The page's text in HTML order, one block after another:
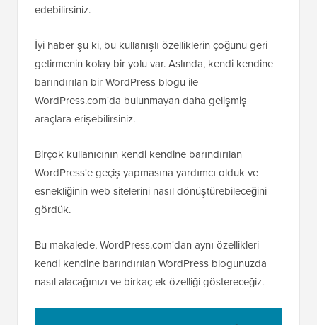
edebilirsiniz.
İyi haber şu ki, bu kullanışlı özelliklerin çoğunu geri
getirmenin kolay bir yolu var. Aslında, kendi kendine
barındırılan bir WordPress blogu ile
WordPress.com'da bulunmayan daha gelişmiş
araçlara erişebilirsiniz.
Birçok kullanıcının kendi kendine barındırılan
WordPress'e geçiş yapmasına yardımcı olduk ve
esnekliğinin web sitelerini nasıl dönüştürebileceğini
gördük.
Bu makalede, WordPress.com'dan aynı özellikleri
kendi kendine barındırılan WordPress blogunuzda
nasıl alacağınızı ve birkaç ek özelliği göstereceğiz.